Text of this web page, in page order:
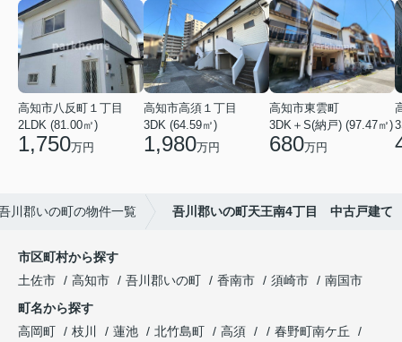
高知市八反町１丁目
2LDK (81.00㎡)
1,750万円
高知市高須１丁目
3DK (64.59㎡)
1,980万円
高知市東雲町
3DK＋S(納戸) (97.47㎡)
680万円
川郡いの町の物件一覧 吾川郡いの町天王南4丁目 中古戸建て
市区町村から探す
土佐市
高知市 吾川郡いの町 香南市 須崎市
南国市
町名から探す
高岡町
枝川 蓮池 北竹島町 高須
春野町南ケ丘